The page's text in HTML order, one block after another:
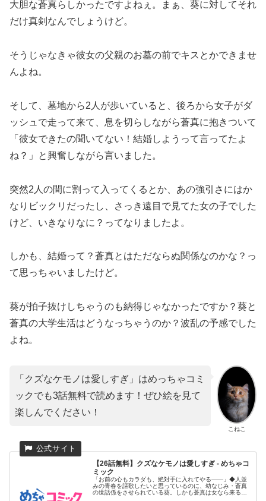
大胆な蒼真らしかったですよねぇ。まぁ、葵に対してそれ
だけ真剣なんでしょうけど。
そうじゃなきゃ彼女の父親のお墓の前でキスとかできませ
んよね。
そして、墓地から2人が歩いていると、後ろから女子がダ
ッシュで走って来て、息を切らしながら蒼真に抱きついて
「彼女できたの聞いてない！結婚しようって言ってたよ
ね？」と興奮しながら言いました。
突然2人の間に割って入ってくるとか、あの強引さにはか
なりビックリだったし、さっき遠目で見てた女の子でした
けど、いきなりなに？ってなりましたよ。
しかも、結婚って？蒼真とはただならぬ関係なのかな？っ
て思っちゃいましたけど。
葵が拍子抜けしちゃうのも納得じゃなかったですか？葵と
蒼真の大学生活はどうなっちゃうのか？波乱の予感でした
よね。
こねこ
「クズなケモノは愛しすぎ」はめっちゃコミ
ックでも3話無料で読めます！ぜひ絵を見て
楽しんでください！
【26話無料】クズなケモノは愛しすぎ - めちゃコ
ミック
「お前の心もカラダも、絶対手に入れてやる――」◆人並
みの青春を謳歌したいと思っているのに、幼なじみ・蒼真
の世話係をさせられている葵。しかも蒼真は女なら来るも